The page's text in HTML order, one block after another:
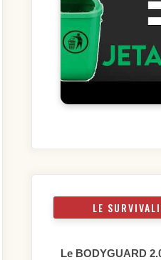
LE
Le BODYGUARD